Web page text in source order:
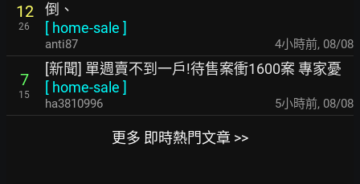
12
26
倒、
[ home-sale ]
anti87 4小時前, 08/08
7
15
[新聞] 單週賣不到一戶!待售案衝1600案 專家憂
[ home-sale ]
ha3810996 5小時前, 08/08
更多 即時熱門文章 >>